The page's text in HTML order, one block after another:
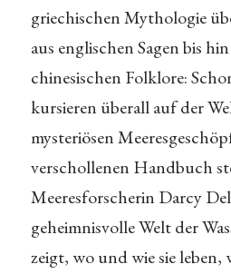
griechischen Mythologie
aus englischen Sagen bis
chinesischen Folklore:
kursieren überall auf der
mysteriösen
verschollenen Handbuch
Meeresforscherin Darcy
geheimnisvolle Welt der
zeigt, wo und wie sie leben,